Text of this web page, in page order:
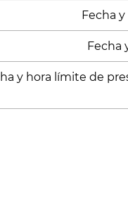
Fecha
Fecha
y hora límite de